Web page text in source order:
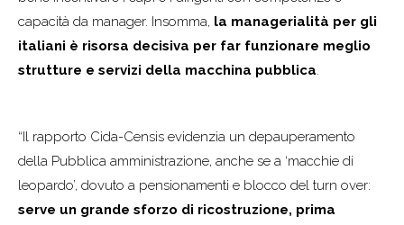
capacità da manager. Insomma, la managerialità per gli
italiani è risorsa decisiva per far funzionare meglio
strutture e servizi della macchina pubblica.
“Il rapporto Cida-Censis evidenzia un depauperamento
della Pubblica amministrazione, anche se a ‘macchie di
leopardo’, dovuto a pensionamenti e blocco del turn over:
serve un grande sforzo di ricostruzione, prima